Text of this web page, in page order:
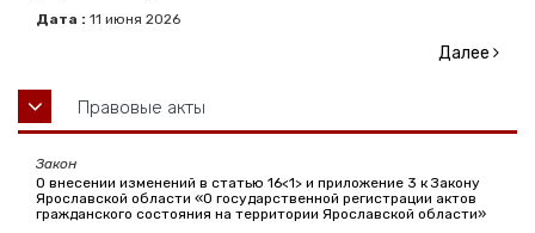
Дата : 11 июня 2026
Далее
Правовые акты
Закон
О внесении изменений в статью 16<1> и приложение 3 к Закону
Ярославской области «О государственной регистрации актов
гражданского состояния на территории Ярославской области»